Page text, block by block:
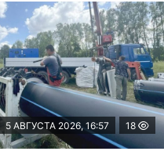
5 АВГУСТА 2026, 16:57 18